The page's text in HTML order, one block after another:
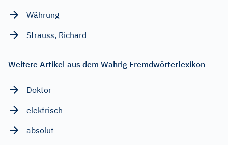
Währung
Strauss, Richard
Weitere Artikel aus dem Wahrig Fremdwörterlexikon
Doktor
elektrisch
absolut